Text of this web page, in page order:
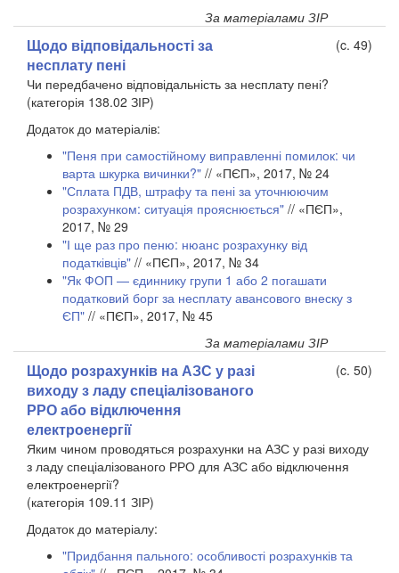
За матеріалами ЗІР
Щодо відповідальності за
несплату пені
(c. 49)
Чи передбачено відповідальність за несплату пені?
(категорія 138.02 ЗІР)
Додаток до матеріалів:
"Пеня при самостійному виправленні помилок: чи
варта шкурка вичинки?" // «ПЄП», 2017, № 24
"Сплата ПДВ, штрафу та пені за уточнюючим
розрахунком: ситуація прояснюється" // «ПЄП»,
2017, № 29
"І ще раз про пеню: нюанс розрахунку від
податківців" // «ПЄП», 2017, № 34
"Як ФОП — єдиннику групи 1 або 2 погашати
податковий борг за несплату авансового внеску з
ЄП" // «ПЄП», 2017, № 45
За матеріалами ЗІР
Щодо розрахунків на АЗС у разі
виходу з ладу спеціалізованого
РРО або відключення
електроенергії
(c. 50)
Яким чином проводяться розрахунки на АЗС у разі виходу
з ладу спеціалізованого РРО для АЗС або відключення
електроенергії?
(категорія 109.11 ЗІР)
Додаток до матеріалу:
"Придбання пального: особливості розрахунків та